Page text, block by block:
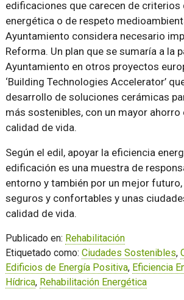
edificaciones que carecen de criterios
energética o de respeto
Ayuntamiento considera necesario
Reforma. Un plan que se sumaría a la
Ayuntamiento en otros proyectos
‘Building Technologies Accelerator’
desarrollo de soluciones cerámicas
más sostenibles, con un mayor ahorro
calidad de vida.
Según el edil, apoyar la eficiencia
edificación es una muestra de
entorno y también por un mejor
seguros y confortables y unas
calidad de vida.
Publicado en: Rehabilitación
Etiquetado como: Ciudades Sostenibles,
Edificios de Energía Positiva, Eficiencia
Hídrica, Rehabilitación Energética